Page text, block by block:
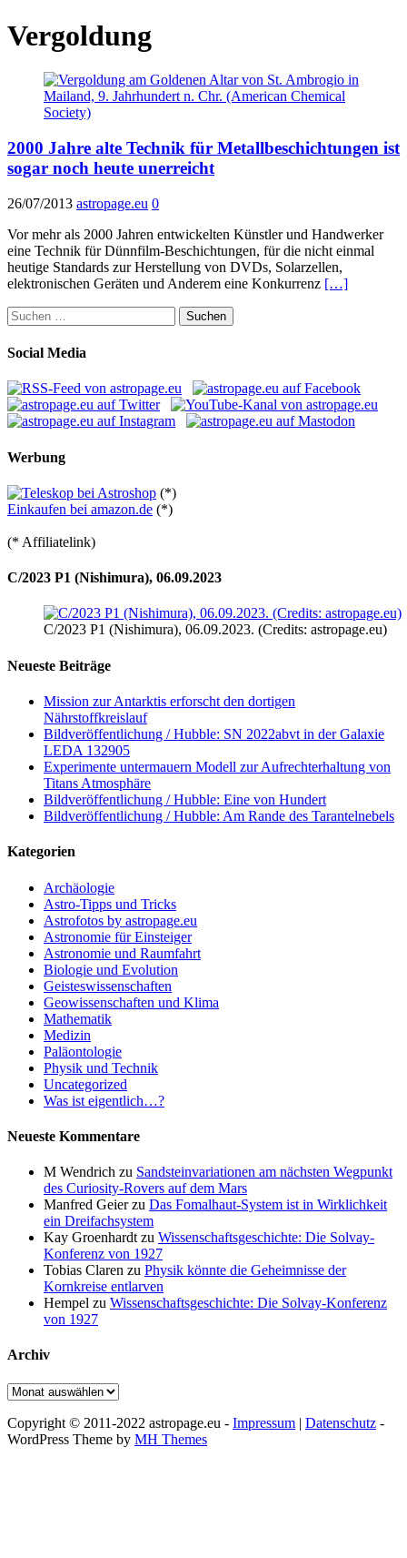
Vergoldung
2000 Jahre alte Technik für Metallbeschichtungen ist
sogar noch heute unerreicht
26/07/2013 astropage.eu 0
Vor mehr als 2000 Jahren entwickelten Künstler und Handwerker
eine Technik für Dünnfilm-Beschichtungen, für die nicht einmal
heutige Standards zur Herstellung von DVDs, Solarzellen,
elektronischen Geräten und Anderem eine Konkurrenz […]
Suchen
nach:
Social Media
Werbung
(*)
Einkaufen bei amazon.de (*)
(* Affiliatelink)
C/2023 P1 (Nishimura), 06.09.2023
C/2023 P1 (Nishimura), 06.09.2023. (Credits: astropage.eu)
Neueste Beiträge
Mission zur Antarktis erforscht den dortigen
Nährstoffkreislauf
Bildveröffentlichung / Hubble: SN 2022abvt in der Galaxie
LEDA 132905
Experimente untermauern Modell zur Aufrechterhaltung von
Titans Atmosphäre
Bildveröffentlichung / Hubble: Eine von Hundert
Bildveröffentlichung / Hubble: Am Rande des Tarantelnebels
Kategorien
Archäologie
Astro-Tipps und Tricks
Astrofotos by astropage.eu
Astronomie für Einsteiger
Astronomie und Raumfahrt
Biologie und Evolution
Geisteswissenschaften
Geowissenschaften und Klima
Mathematik
Medizin
Paläontologie
Physik und Technik
Uncategorized
Was ist eigentlich…?
Neueste Kommentare
M Wendrich zu Sandsteinvariationen am nächsten Wegpunkt
des Curiosity-Rovers auf dem Mars
Manfred Geierzu Das Fomalhaut-System ist in Wirklichkeit
ein Dreifachsystem
Kay Groenhardt zu Wissenschaftsgeschichte: Die Solvay-
Konferenz von 1927
Tobias Claren zu Physik könnte die Geheimnisse der
Kornkreise entlarven
Hempel zu Wissenschaftsgeschichte: Die Solvay-Konferenz
von 1927
Archiv
Archiv
Copyright © 2011-2022 astropage.eu - Impressum | Datenschutz -
WordPress Theme by MH Themes